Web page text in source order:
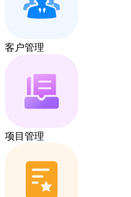
客户管理
项目管理